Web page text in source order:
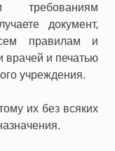
требованиям
документ,
правилам и
врачей и печатью
учреждения.
их без всяких